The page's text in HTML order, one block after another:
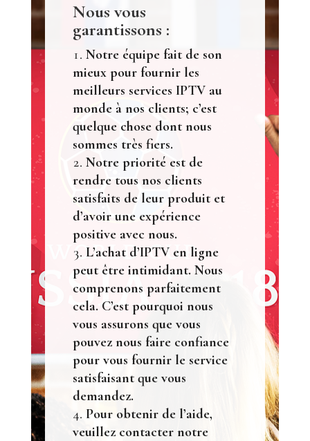
Nous vous
garantissons :
Notre équipe fait de son
mieux pour fournir les
meilleurs services IPTV au
monde à nos clients; c’est
quelque chose dont nous
sommes très fiers.
Notre priorité est de
rendre tous nos clients
satisfaits de leur produit et
d’avoir une expérience
positive avec nous.
L’achat d’IPTV en ligne
peut être intimidant. Nous
comprenons parfaitement
cela. C’est pourquoi nous
vous assurons que vous
pouvez nous faire confiance
pour vous fournir le service
satisfaisant que vous
demandez.
Pour obtenir de l’aide,
veuillez contacter notre